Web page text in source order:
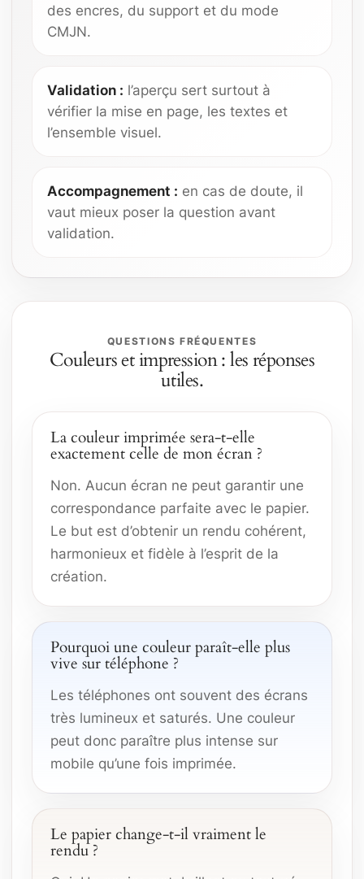
des encres, du support et du mode
CMJN.
Validation : l’aperçu sert surtout à
vérifier la mise en page, les textes et
l’ensemble visuel.
Accompagnement : en cas de doute, il
vaut mieux poser la question avant
validation.
QUESTIONS FRÉQUENTES
Couleurs et impression : les réponses
utiles.
La couleur imprimée sera-t-elle
exactement celle de mon écran ?
Non. Aucun écran ne peut garantir une
correspondance parfaite avec le papier.
Le but est d’obtenir un rendu cohérent,
harmonieux et fidèle à l’esprit de la
création.
Pourquoi une couleur paraît-elle plus
vive sur téléphone ?
Les téléphones ont souvent des écrans
très lumineux et saturés. Une couleur
peut donc paraître plus intense sur
mobile qu’une fois imprimée.
Le papier change-t-il vraiment le
rendu ?